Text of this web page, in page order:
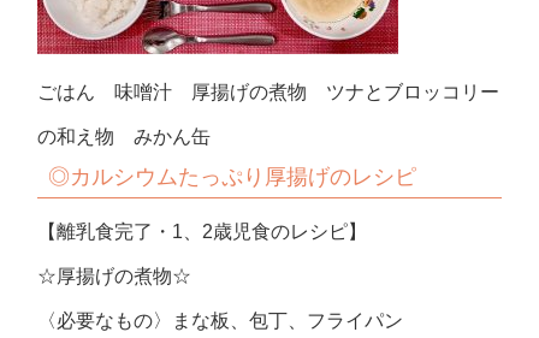
ごはん 味噌汁 厚揚げの煮物 ツナとブロッコリー
の和え物 みかん缶
◎カルシウムたっぷり厚揚げのレシピ
【離乳食完了・1、2歳児食のレシピ】
☆厚揚げの煮物☆
〈必要なもの〉まな板、包丁、フライパン